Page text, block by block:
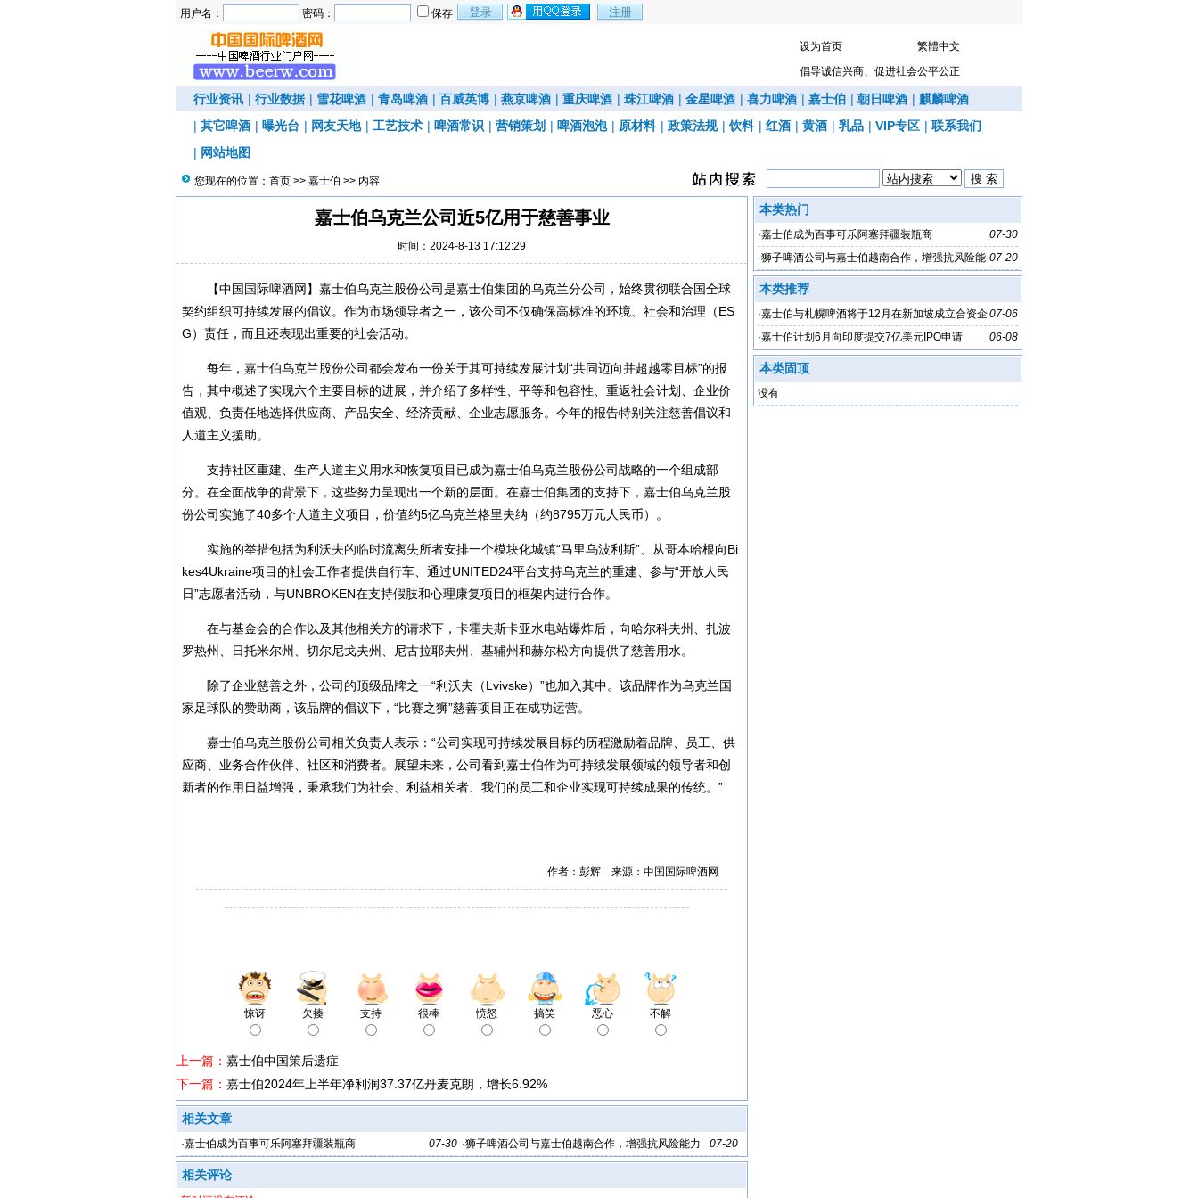
用户名： 密码： 保存
设为首页
繁體中文
倡导诚信兴商、促进社会公平公正
行业资讯 | 行业数据 | 雪花啤酒 | 青岛啤酒 | 百威英博 | 燕京啤酒 | 重庆啤酒 | 珠江啤酒 | 金星啤酒 | 喜力啤酒 | 嘉士伯 | 朝日啤酒 | 麒麟啤酒
| 其它啤酒 | 曝光台 | 网友天地 | 工艺技术 | 啤酒常识 | 营销策划 | 啤酒泡泡 | 原材料 | 政策法规 | 饮料 | 红酒 | 黄酒 | 乳品 | VIP专区 | 联系我们
| 网站地图
您现在的位置： 首页 >> 嘉士伯 >> 内容
嘉士伯乌克兰公司近5亿用于慈善事业
时间：2024-8-13 17:12:29
【中国国际啤酒网】嘉士伯乌克兰股份公司是嘉士伯集团的乌克兰分公司，始终贯彻联合国全球
契约组织可持续发展的倡议。作为市场领导者之一，该公司不仅确保高标准的环境、社会和治理（ES
G）责任，而且还表现出重要的社会活动。
每年，嘉士伯乌克兰股份公司都会发布一份关于其可持续发展计划“共同迈向并超越零目标”的报
告，其中概述了实现六个主要目标的进展，并介绍了多样性、平等和包容性、重返社会计划、企业价
值观、负责任地选择供应商、产品安全、经济贡献、企业志愿服务。今年的报告特别关注慈善倡议和
人道主义援助。
支持社区重建、生产人道主义用水和恢复项目已成为嘉士伯乌克兰股份公司战略的一个组成部
分。在全面战争的背景下，这些努力呈现出一个新的层面。在嘉士伯集团的支持下，嘉士伯乌克兰股
份公司实施了40多个人道主义项目，价值约5亿乌克兰格里夫纳（约8795万元人民币）。
实施的举措包括为利沃夫的临时流离失所者安排一个模块化城镇“马里乌波利斯”、从哥本哈根向Bi
kes4Ukraine项目的社会工作者提供自行车、通过UNITED24平台支持乌克兰的重建、参与“开放人民
日”志愿者活动，与UNBROKEN在支持假肢和心理康复项目的框架内进行合作。
在与基金会的合作以及其他相关方的请求下，卡霍夫斯卡亚水电站爆炸后，向哈尔科夫州、扎波
罗热州、日托米尔州、切尔尼戈夫州、尼古拉耶夫州、基辅州和赫尔松方向提供了慈善用水。
除了企业慈善之外，公司的顶级品牌之一“利沃夫（Lvivske）”也加入其中。该品牌作为乌克兰国
家足球队的赞助商，该品牌的倡议下，“比赛之狮”慈善项目正在成功运营。
嘉士伯乌克兰股份公司相关负责人表示：“公司实现可持续发展目标的历程激励着品牌、员工、供
应商、业务合作伙伴、社区和消费者。展望未来，公司看到嘉士伯作为可持续发展领域的领导者和创
新者的作用日益增强，秉承我们为社会、利益相关者、我们的员工和企业实现可持续成果的传统。”
作者：彭辉 来源：中国国际啤酒网
惊讶 欠揍 支持 很棒 愤怒 搞笑 恶心 不解
上一篇： 嘉士伯中国策后遗症
下一篇： 嘉士伯2024年上半年净利润37.37亿丹麦克朗，增长6.92%
相关文章
07-30
·嘉士伯成为百事可乐阿塞拜疆装瓶商 07-20
·狮子啤酒公司与嘉士伯越南合作，增强抗风险能力
相关评论
本类热门
07-30
·嘉士伯成为百事可乐阿塞拜疆装瓶商
07-20
·狮子啤酒公司与嘉士伯越南合作，增强抗风险能
力
本类推荐
07-06
·嘉士伯与札幌啤酒将于12月在新加坡成立合资企
业
06-08
·嘉士伯计划6月向印度提交7亿美元IPO申请
本类固顶
没有